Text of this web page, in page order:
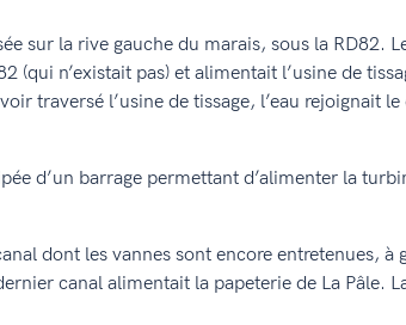
sur la rive gauche du marais, sous la RD82.
n’existait pas) et alimentait l’usine de
traversé l’usine de tissage, l’eau rejoignait
d’un barrage permettant d’alimenter la
dont les vannes sont encore entretenues,
canal alimentait la papeterie de La Pâle.